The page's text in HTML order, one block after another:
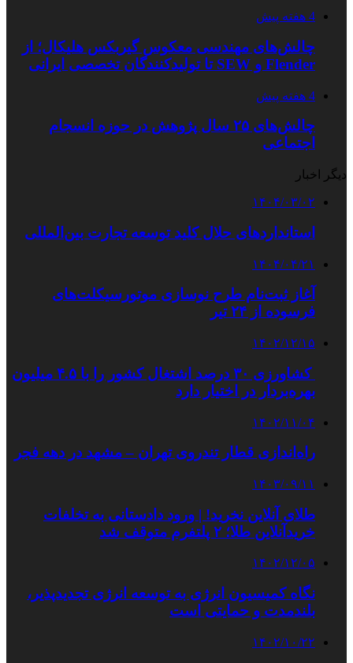
4 هفته پیش
چالش‌های مهندسی معکوس گیربکس هلیکال؛ از
Flender و SEW تا تولیدکنندگان تخصصی ایرانی
4 هفته پیش
چالش‌های ۲۵ سال پژوهش در حوزه انسجام
اجتماعی
دیگر اخبار
۱۴۰۴/۰۳/۰۲
استانداردهای حلال کلید توسعه تجارت بین‌المللی
۱۴۰۴/۰۴/۲۱
آغاز ثبت‌نام طرح نوسازی موتورسیکلت‌های
فرسوده از ۲۴ تیر
۱۴۰۲/۱۲/۱۵
کشاورزی ۳۰ درصد اشتغال کشور را با ۴.۵ میلیون
بهره‌بردار در اختیار دارد
۱۴۰۲/۱۱/۰۴
راه‌اندازی قطار تندروی تهران – مشهد در دهه فجر
۱۴۰۳/۰۹/۱۱
طلای آنلاین نخرید! | ورود دادستانی به تخلفات
خریدآنلاین طلا؛ ۲ پلتفرم متوقف شد
۱۴۰۲/۱۲/۰۵
نگاه کمیسیون انرژی به توسعه انرژی تجدیدپذیر،
بلندمدت و حمایتی است
۱۴۰۲/۱۰/۲۲